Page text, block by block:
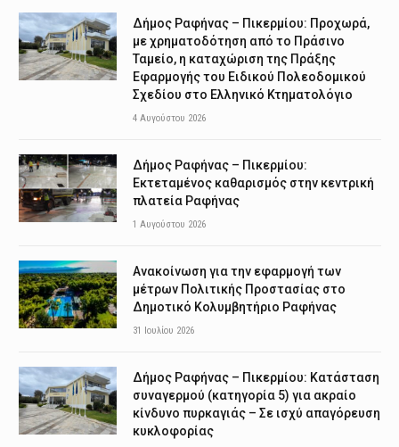
Δήμος Ραφήνας – Πικερμίου: Προχωρά,
με χρηματοδότηση από το Πράσινο
Ταμείο, η καταχώριση της Πράξης
Εφαρμογής του Ειδικού Πολεοδομικού
Σχεδίου στο Ελληνικό Κτηματολόγιο
4 Αυγούστου 2026
Δήμος Ραφήνας – Πικερμίου:
Εκτεταμένος καθαρισμός στην κεντρική
πλατεία Ραφήνας
1 Αυγούστου 2026
Ανακοίνωση για την εφαρμογή των
μέτρων Πολιτικής Προστασίας στο
Δημοτικό Κολυμβητήριο Ραφήνας
31 Ιουλίου 2026
Δήμος Ραφήνας – Πικερμίου: Κατάσταση
συναγερμού (κατηγορία 5) για ακραίο
κίνδυνο πυρκαγιάς – Σε ισχύ απαγόρευση
κυκλοφορίας